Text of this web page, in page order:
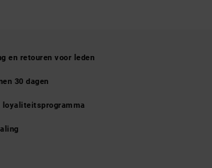
en retouren voor leden
30 dagen
loyaliteitsprogramma